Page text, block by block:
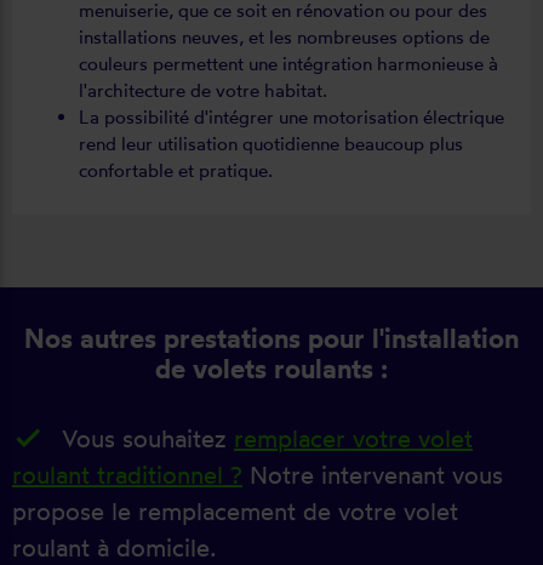
menuiserie, que ce soit en rénovation ou pour des
installations neuves, et les nombreuses options de
couleurs permettent une intégration harmonieuse à
l'architecture de votre habitat.
La possibilité d'intégrer une motorisation électrique
rend leur utilisation quotidienne beaucoup plus
confortable et pratique.
Nos autres prestations pour l'installation
de volets roulants :
Vous souhaitez remplacer votre volet
roulant traditionnel ? Notre intervenant vous
propose le remplacement de votre volet
roulant à domicile.